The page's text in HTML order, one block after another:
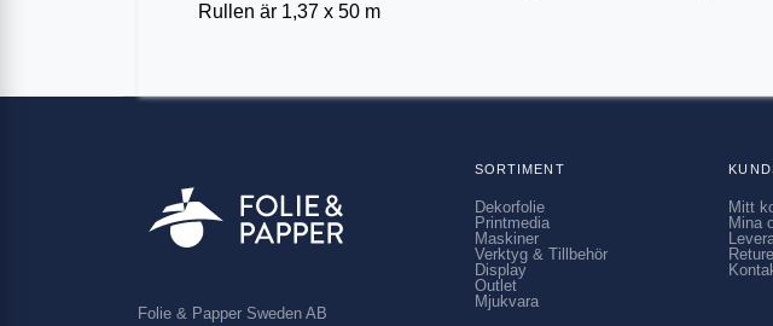
Rullen är 1,37 x 50 m
Folie & Papper Sweden AB
SORTIMENT
Dekorfolie
Printmedia
Maskiner
Verktyg & Tillbehör
Display
Outlet
Mjukvara
Mitt
Mina